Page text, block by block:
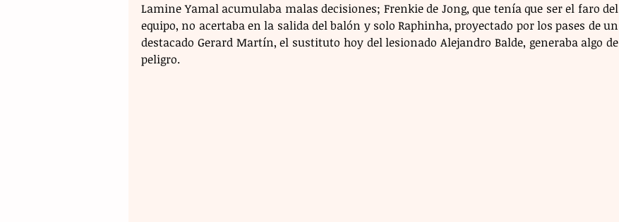
Lamine Yamal acumulaba malas decisiones; Frenkie de Jong, que tenía que ser el faro del
equipo, no acertaba en la salida del balón y solo Raphinha, proyectado por los pases de un
destacado Gerard Martín, el sustituto hoy del lesionado Alejandro Balde, generaba algo de
peligro.